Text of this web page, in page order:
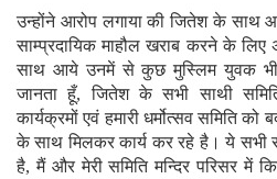
उन्होंने आरोप लगाया की जितेश के
साम्प्रदायिक माहौल खराब करने के
साथ आये उनमें से कुछ मुस्लिम युवक
जानता हूँ, जितेश के सभी साथी
कार्यक्रमों एवं हमारी धर्मोत्सव समिति
के साथ मिलकर कार्य कर रहे है। ये सभी
है, मैं और मेरी समिति मन्दिर परिसर में